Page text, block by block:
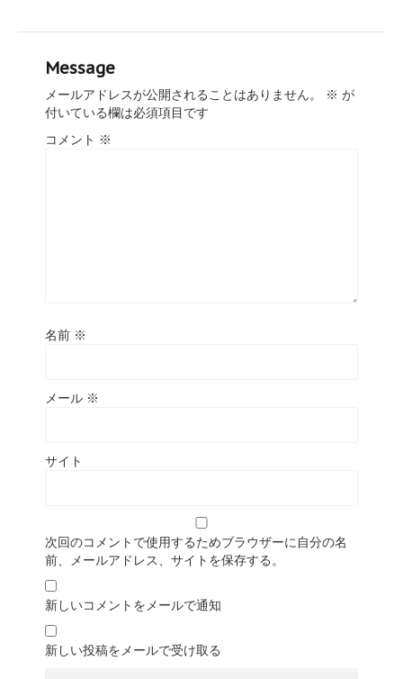
Message
メールアドレスが公開されることはありません。 ※ が
付いている欄は必須項目です
コメント ※
名前 ※
メール ※
サイト
次回のコメントで使用するためブラウザーに自分の名
前、メールアドレス、サイトを保存する。
新しいコメントをメールで通知
新しい投稿をメールで受け取る